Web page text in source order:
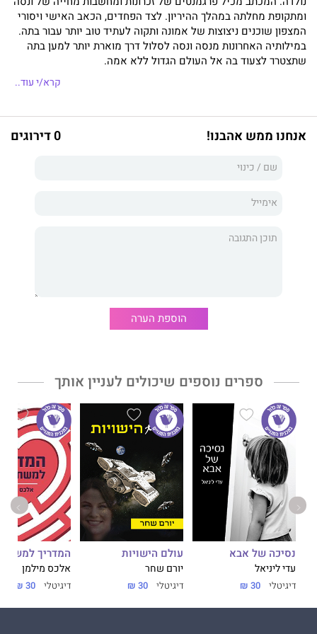
ומתקופת מחלתה במהלך ההיריון. לצד הפחדים, הכאב האישי ויסורי
המצפון שוכנים ניצוצות של אמונה ותקוה לעתיד טוב יותר עבור בתה.
במילותיה האחרונות מנסה ונסה לסלול דרך מוארת יותר למען בתה
שתצטרך לצעוד בה אל העולם הגדול ללא אמה.
קרא/י עוד..
אנחנו ממש אהבנו! 0 דירוגים
הוספת הערה
ספרים נוספים שיכולים לעניין אותך
נסיכה של אבא
עדי ליניאל
דיגיטלי 30 ₪
עולם הישויות
יורם שחר
דיגיטלי 30 ₪
המדריך
אלכס מילמן
דיגיטלי 30 ₪